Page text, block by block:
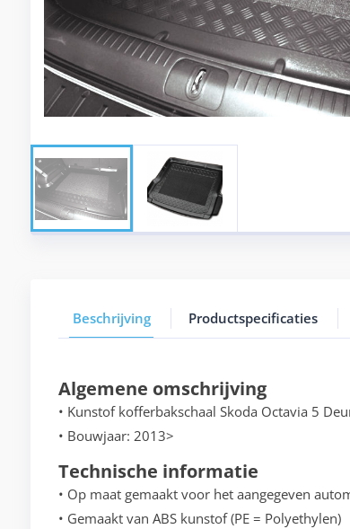
Beschrijving Productspecificaties
Algemene omschrijving
• Kunstof kofferbakschaal Skoda Octavia 5
• Bouwjaar: 2013>
Technische informatie
• Op maat gemaakt voor het aangegeven
• Gemaakt van ABS kunstof (PE = Polyethylen)